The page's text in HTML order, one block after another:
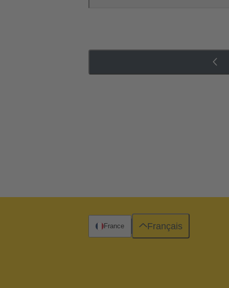
France Français